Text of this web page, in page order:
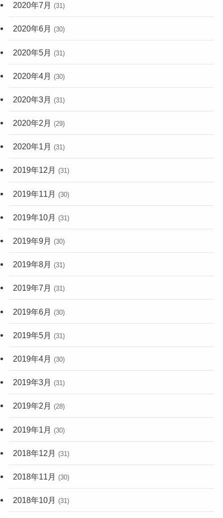
2020年7月 (31)
2020年6月 (30)
2020年5月 (31)
2020年4月 (30)
2020年3月 (31)
2020年2月 (29)
2020年1月 (31)
2019年12月 (31)
2019年11月 (30)
2019年10月 (31)
2019年9月 (30)
2019年8月 (31)
2019年7月 (31)
2019年6月 (30)
2019年5月 (31)
2019年4月 (30)
2019年3月 (31)
2019年2月 (28)
2019年1月 (30)
2018年12月 (31)
2018年11月 (30)
2018年10月 (31)